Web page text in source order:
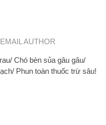
EMAIL AUTHOR
Chó bèn sủa gâu gâu/
Phun toàn thuốc trừ sâu!